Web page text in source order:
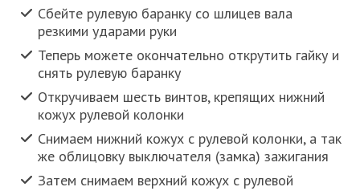
Сбейте рулевую баранку со шлицев вала
резкими ударами руки
Теперь можете окончательно открутить гайку и
снять рулевую баранку
Откручиваем шесть винтов, крепящих нижний
кожух рулевой колонки
Снимаем нижний кожух с рулевой колонки, а так
же облицовку выключателя (замка) зажигания
Затем снимаем верхний кожух с рулевой